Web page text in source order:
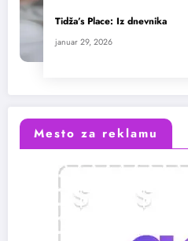
Tidža’s Place: Iz dnevnika
januar 29, 2026
Mesto za reklamu